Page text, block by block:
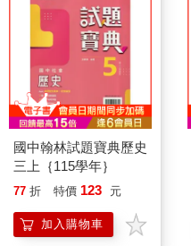
國中翰林試題寶典歷史
三上｛115學年｝
77 折 特價 123 元
加入購物車